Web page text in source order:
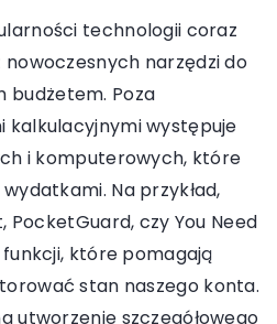
technologii coraz
narzędzi do
budżetem. Poza
kalkulacyjnymi występuje
i komputerowych, które
Na przykład,
czy You Need
które pomagają
stan naszego konta.
utworzenie szczegółowego